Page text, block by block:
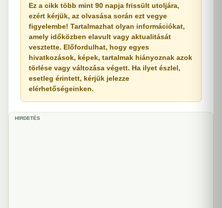
Ez a cikk több mint 90 napja frissült utoljára,
ezért kérjük, az olvasása során ezt vegye
figyelembe! Tartalmazhat olyan információkat,
amely időközben elavult vagy aktualitását
vesztette. Előfordulhat, hogy egyes
hivatkozások, képek, tartalmak hiányoznak azok
törlése vagy változása végett. Ha ilyet észlel,
esetleg érintett, kérjük jelezze
elérhetőségeinken.
HIRDETÉS